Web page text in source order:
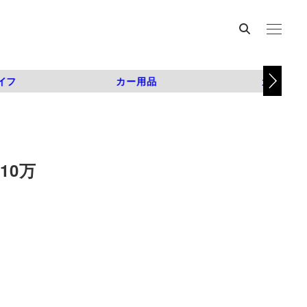
フ カー用品 カスタム
万